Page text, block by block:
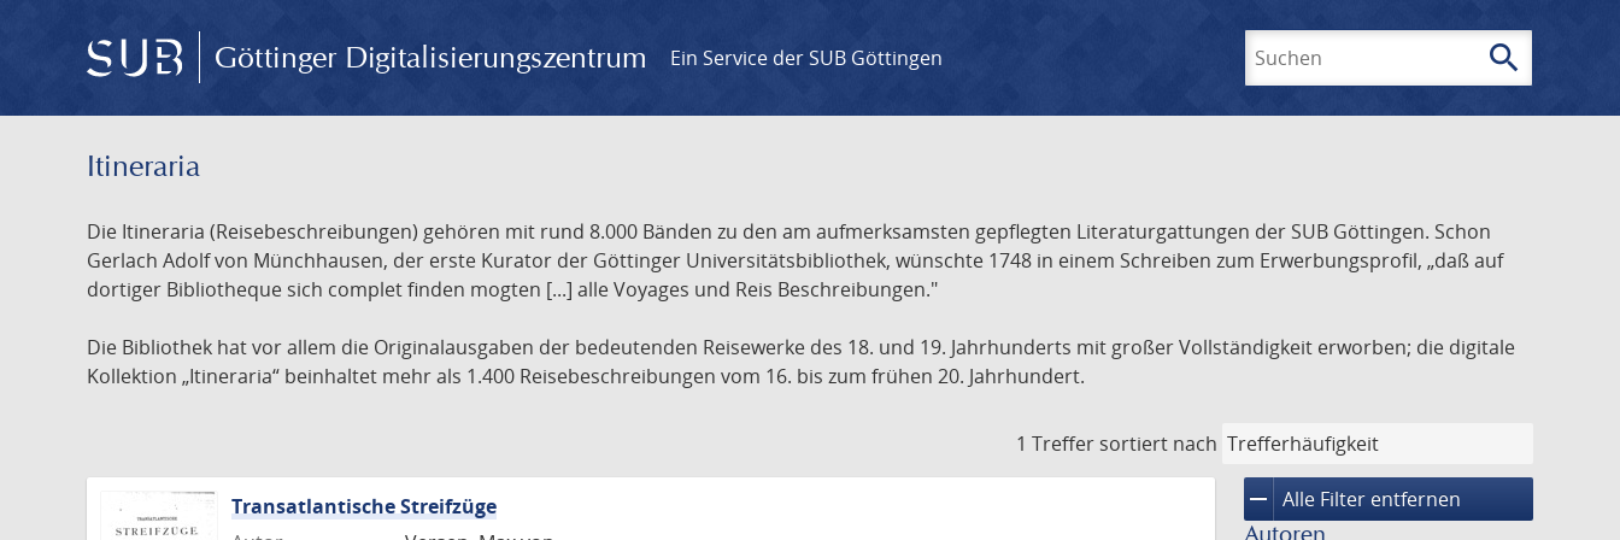
Göttinger Digitalisierungszentrum Ein Service der SUB Göttingen search
Itineraria
Die Itineraria (Reisebeschreibungen) gehören mit rund 8.000 Bänden zu den am aufmerksamsten gepflegten Literaturgattungen der SUB Göttingen. Schon
Gerlach Adolf von Münchhausen, der erste Kurator der Göttinger Universitätsbibliothek, wünschte 1748 in einem Schreiben zum Erwerbungsprofil, „daß auf
dortiger Bibliotheque sich complet finden mogten [...] alle Voyages und Reis Beschreibungen."
Die Bibliothek hat vor allem die Originalausgaben der bedeutenden Reisewerke des 18. und 19. Jahrhunderts mit großer Vollständigkeit erworben; die digitale
Kollektion „Itineraria“ beinhaltet mehr als 1.400 Reisebeschreibungen vom 16. bis zum frühen 20. Jahrhundert.
1 Treffer sortiert nach
remove Alle Filter entfernen
Transatlantische Streifzüge